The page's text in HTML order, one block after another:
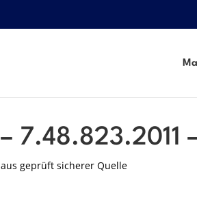
7.48.823.2011
geprüft sicherer Quelle